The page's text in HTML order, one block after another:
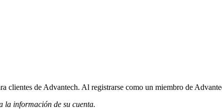
clientes de Advantech. Al registrarse como un miembro de
la información de su cuenta.